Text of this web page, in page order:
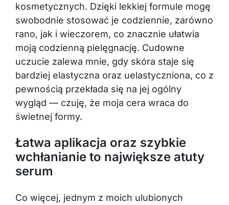
kosmetycznych. Dzięki lekkiej formule mogę
swobodnie stosować je codziennie, zarówno
rano, jak i wieczorem, co znacznie ułatwia
moją codzienną pielęgnację. Cudowne
uczucie zalewa mnie, gdy skóra staje się
bardziej elastyczna oraz uelastyczniona, co z
pewnością przekłada się na jej ogólny
wygląd — czuję, że moja cera wraca do
świetnej formy.
Łatwa aplikacja oraz szybkie
wchłanianie to największe atuty
serum
Co więcej, jednym z moich ulubionych